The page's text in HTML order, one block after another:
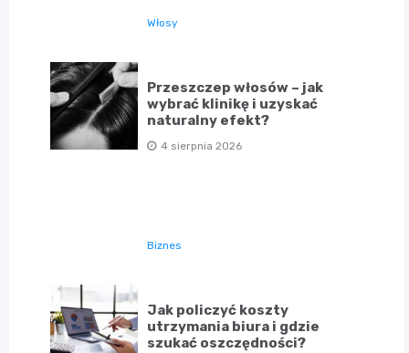
Włosy
Przeszczep włosów – jak
wybrać klinikę i uzyskać
naturalny efekt?
4 sierpnia 2026
Biznes
Jak policzyć koszty
utrzymania biura i gdzie
szukać oszczędności?